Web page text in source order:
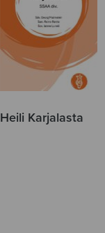
Heili Karjalasta